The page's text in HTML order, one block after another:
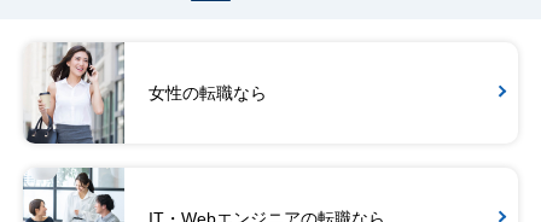
女性の転職なら